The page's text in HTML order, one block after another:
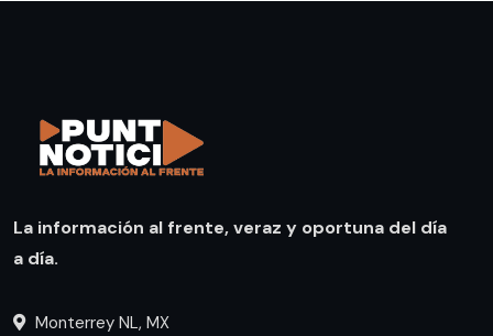
La información al frente, veraz y oportuna del día
a día.
Monterrey NL, MX